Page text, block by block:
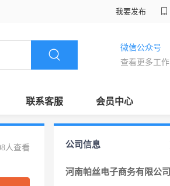
我要发布
微信公众号
查看更多工作
联系客服 会员中心
人查看 公司信息
河南帕丝电子商务有限公司